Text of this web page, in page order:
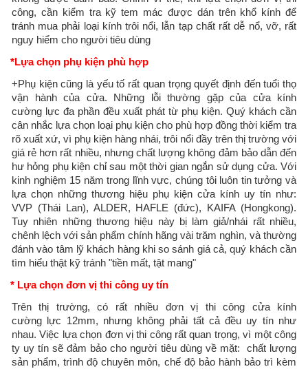
công, cần kiểm tra kỹ tem mác được dán trên khổ kính để
tránh mua phải loại kính trôi nổi, lẫn tạp chất rất dễ nổ, vỡ, rất
nguy hiểm cho người tiêu dùng
*Lựa chọn phụ kiện phù hợp
+Phụ kiện cũng là yếu tố rất quan trọng quyết định đến tuổi thọ
vận hành của cửa. Những lỗi thường gặp của cửa kính
cường lực đa phần đều xuất phát từ phụ kiện. Quý khách cần
cân nhắc lựa chọn loại phụ kiện cho phù hợp đồng thời kiểm tra
rõ xuất xứ, vì phụ kiện hàng nhái, trôi nổi đầy trên thị trường với
giá rẻ hơn rất nhiều, nhưng chất lượng không đảm bảo dẫn đến
hư hỏng phụ kiện chỉ sau một thời gian ngắn sử dụng cửa. Với
kinh nghiệm 15 năm trong lĩnh vực, chúng tôi luôn tin tưởng và
lựa chọn những thương hiệu phụ kiện cửa kính uy tín như:
VVP (Thái Lan), ALDER, HAFLE (đức), KAIFA (Hongkong).
Tuy nhiên những thương hiệu này bị làm giả/nhái rất nhiều,
chênh lệch với sản phẩm chính hãng vài trăm nghìn, và thường
đánh vào tâm lỹ khách hàng khi so sánh giá cả, quý khách cần
tìm hiểu thật kỹ tránh "tiền mất, tật mang"
* Lựa chọn đơn vị thi công uy tín
Trên thị trường, có rất nhiều đơn vị thi công cửa kính
cường lực 12mm, nhưng không phải tất cả đều uy tín như
nhau. Việc lựa chọn đơn vị thi công rất quan trọng, vì một công
ty uy tín sẽ đảm bảo cho người tiêu dùng về mặt: chất lượng
sản phẩm, trình độ chuyên môn, chế độ bảo hành bảo trì kèm